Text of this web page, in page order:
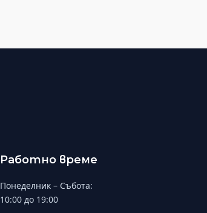
Работно време
Понеделник – Събота:
10:00 до 19:00